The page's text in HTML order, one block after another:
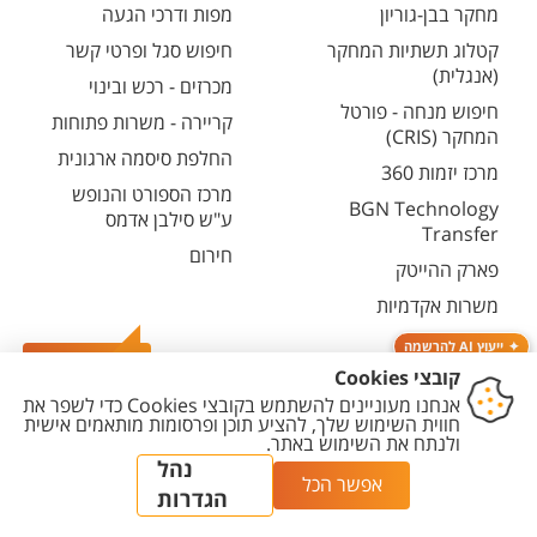
ייעוץ AI להרשמה
מחקר בבן-גוריון
קטלוג תשתיות המחקר
(אנגלית)
חיפוש מנחה - פורטל
המחקר (CRIS)
מרכז יזמות 360
BGN Technology
Transfer
פארק ההייטק
משרות אקדמיות
מפות ודרכי הגעה
חיפוש סגל ופרטי קשר
מכרזים - רכש ובינוי
קריירה - משרות פתוחות
החלפת סיסמה ארגונית
מרכז הספורט והנופש
ע"ש סילבן אדמס
חירום
נגישות
מדיניות
מדיניות עריכת
תוכן